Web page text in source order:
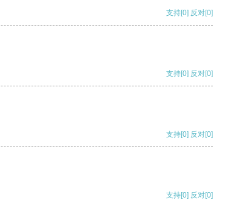
支持[0] 反对[0]
支持[0] 反对[0]
支持[0] 反对[0]
支持[0] 反对[0]